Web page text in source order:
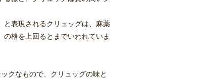
と表現されるクリュッグは、麻薬
格を上回るとまでいわれていま
クなもので、クリュッグの味と